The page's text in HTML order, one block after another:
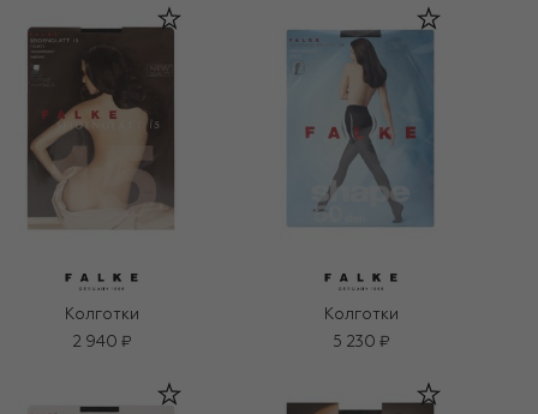
Колготки
2 940 ₽
Колготки
5 230 ₽